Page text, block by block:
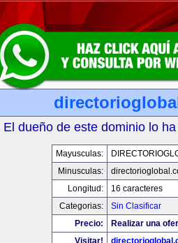
El dueño de este dominio lo
Mayusculas:
Minusculas:
Longitud:
16 caracteres
Categorias:
Sin Clasificar
Precio:
Realizar una
Visitar!